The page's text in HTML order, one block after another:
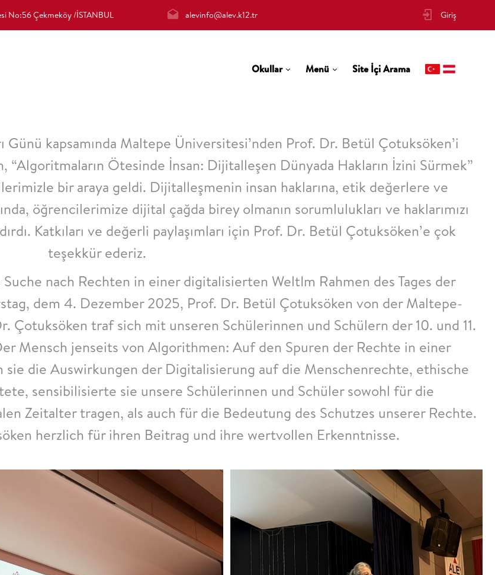
No:56 Çekmeköy /İSTANBUL alevinfo@alev.k12.tr Giriş
Okullar Menü Site İçi Arama
Günü kapsamında Maltepe Üniversitesi’nden Prof. Dr. Betül Çotuksöken’i
Ötesinde İnsan: Dijitalleşen Dünyada Hakların İzini Sürmek”
bir araya geldi. Dijitalleşmenin insan haklarına, etik değerlere ve
öğrencilerimize dijital çağda birey olmanın sorumlulukları ve haklarımızı
Katkıları ve değerli paylaşımları için Prof. Dr. Betül Çotuksöken’e çok
teşekkür ederiz.
nach Rechten in einer digitalisierten WeltIm Rahmen des Tages der
dem 4. Dezember 2025, Prof. Dr. Betül Çotuksöken von der Maltepe-
Çotuksöken traf sich mit unseren Schülerinnen und Schülern der 10. und 11.
Mensch jenseits von Algorithmen: Auf den Spuren der Rechte in einer
die Auswirkungen der Digitalisierung auf die Menschenrechte, ethische
sensibilisierte sie unsere Schülerinnen und Schüler sowohl für die
Zeitalter tragen, als auch für die Bedeutung des Schutzes unserer Rechte.
herzlich für ihren Beitrag und ihre wertvollen Erkenntnisse.